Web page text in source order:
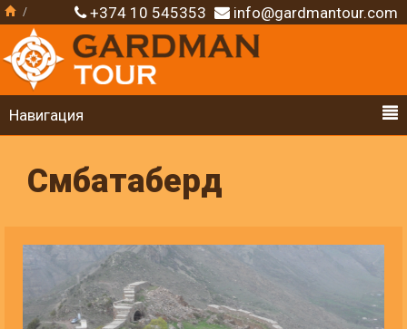
+374 10 545353 info@gardmantour.com
Навигация
Смбатаберд